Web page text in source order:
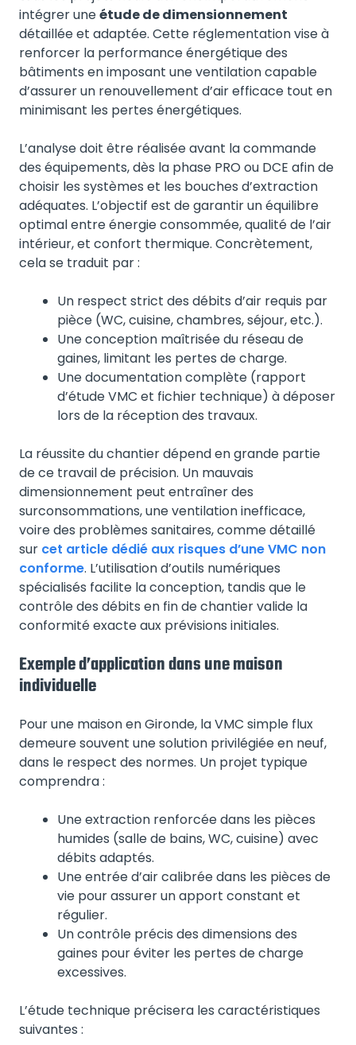
intégrer uneétude de dimensionnement
détaillée et adaptée. Cette réglementation vise à
renforcer la performance énergétique des
bâtiments en imposant une ventilation capable
d’assurer un renouvellement d’air efficace tout en
minimisant les pertes énergétiques.
L’analyse doit être réalisée avant la commande
des équipements, dès la phase PRO ou DCE afin de
choisir les systèmes et les bouches d’extraction
adéquates. L’objectif est de garantir un équilibre
optimal entre énergie consommée, qualité de l’air
intérieur, et confort thermique. Concrètement,
cela se traduit par :
Un respect strict des débits d’air requis par
pièce (WC, cuisine, chambres, séjour, etc.).
Une conception maîtrisée du réseau de
gaines, limitant les pertes de charge.
Une documentation complète (rapport
d’étude VMC et fichier technique) à déposer
lors de la réception des travaux.
La réussite du chantier dépend en grande partie
de ce travail de précision. Un mauvais
dimensionnement peut entraîner des
surconsommations, une ventilation inefficace,
voire des problèmes sanitaires, comme détaillé
sur cet article dédié aux risques d’une VMC non
conforme. L’utilisation d’outils numériques
spécialisés facilite la conception, tandis que le
contrôle des débits en fin de chantier valide la
conformité exacte aux prévisions initiales.
Exemple d’application dans une maison
individuelle
Pour une maison en Gironde, la VMC simple flux
demeure souvent une solution privilégiée en neuf,
dans le respect des normes. Un projet typique
comprendra :
Une extraction renforcée dans les pièces
humides (salle de bains, WC, cuisine) avec
débits adaptés.
Une entrée d’air calibrée dans les pièces de
vie pour assurer un apport constant et
régulier.
Un contrôle précis des dimensions des
gaines pour éviter les pertes de charge
excessives.
L’étude technique précisera les caractéristiques
suivantes :